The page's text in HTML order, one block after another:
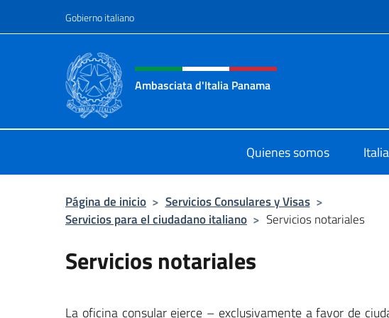
Gobierno italiano
Encabezado del sitio web, redes
Ambasciata d'Italia Panama
Quienes somos
Página de inicio > Servicios Consulares y Visas >
Servicios para el ciudadano italiano > Servicios notariales
Servicios notariales
La oficina consular ejerce – exclusivamente a favor de